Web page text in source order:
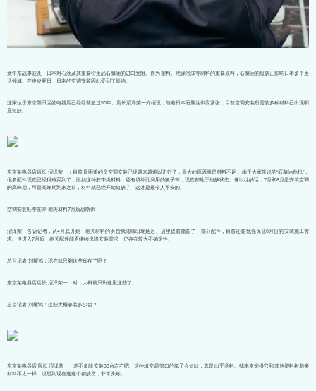
受中东战事波及，日本对石油及其重要衍生品石脑油的进口受阻。作为塑料、绝缘泡沫等材料的重要原料，石脑油的短缺正影响日本多个生
活领域。在炎炎夏日，日本的空调安装因此受到了影响。
这家位于东京墨田区的电器店已经经营超过50年。店长沼泽荣一介绍说，随着日本石脑油供应紧张，目前空调安装所需的多种材料已出现明
显短缺。
东京某电器店店长 沼泽荣一：目前最困难的是空调安装已经越来越难以进行了，最大的原因就是材料不足。由于大家常说的“石脑油危机”，
很多配件现在已经很难买到了，比如这种胶带类材料，还有填补孔洞用的腻子等，现在都处于短缺状态。像以往的话，7月和8月是安装空调
的高峰期，可是高峰期到来之前，材料就已经开始短缺了，这才是最令人不安的。
空调安装旺季在即 相关材料7月后恐断供
沼泽荣一告诉记者，从4月底开始，相关材料的供货就陆续出现延迟。店里提前储备了一部分配件，目前还能勉强保证6月份的安装施工需
求。但进入7月后，相关配件能否继续保障安装需求，仍存在较大不确定性。
总台记者 刘耀鸿：现在就只剩这些库存了吗？
东京某电器店店长 沼泽荣一：对，大概就只剩这里这些了。
总台记者 刘耀鸿：这些大概够装多少台？
东京某电器店店长 沼泽荣一：差不多能安装30台左右吧。这种填空调管口的腻子会短缺，真是出乎意料。我本来觉得它和其他塑料树脂类
材料不太一样，没想到现在连这个都缺货，非常头疼。